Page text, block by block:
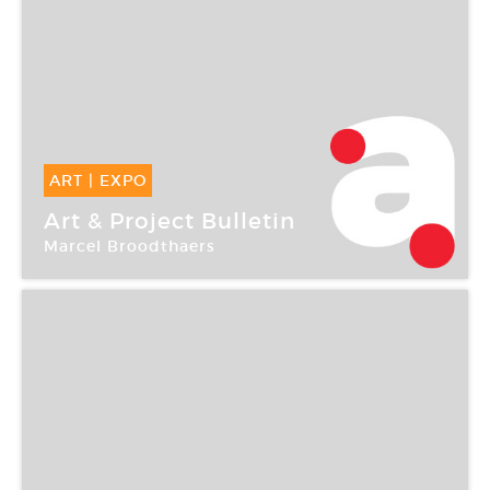
ART | EXPO
10 Oct -30 Jan 2005
Art & Project Bulletin
Marcel Broodthaers